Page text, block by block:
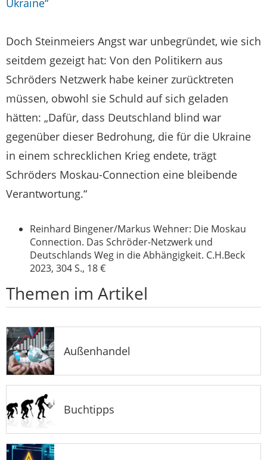
Ukraine“
Doch Steinmeiers Angst war unbegründet, wie sich
seitdem gezeigt hat: Von den Politikern aus
Schröders Netzwerk habe keiner zurücktreten
müssen, obwohl sie Schuld auf sich geladen
hätten: „Dafür, dass Deutschland blind war
gegenüber dieser Bedrohung, die für die Ukraine
in einem schrecklichen Krieg endete, trägt
Schröders Moskau-Connection eine bleibende
Verantwortung.“
Reinhard Bingener/Markus Wehner: Die Moskau
Connection. Das Schröder-Netzwerk und
Deutschlands Weg in die Abhängigkeit. C.H.Beck
2023, 304 S., 18 €
Themen im Artikel
Außenhandel
Buchtipps